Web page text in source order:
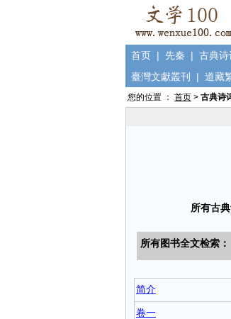
首页 | 先秦 | 古典诗
臺灣文獻叢刊
| 道藏
您的位置 ： 首页 > 古典诗
简介
卷一